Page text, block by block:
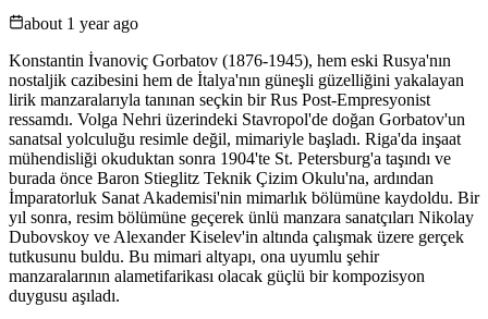
about 1 year ago
Konstantin İvanoviç Gorbatov (1876-1945), hem eski Rusya'nın
nostaljik cazibesini hem de İtalya'nın güneşli güzelliğini yakalayan
lirik manzaralarıyla tanınan seçkin bir Rus Post-Empresyonist
ressamdı. Volga Nehri üzerindeki Stavropol'de doğan Gorbatov'un
sanatsal yolculuğu resimle değil, mimariyle başladı. Riga'da inşaat
mühendisliği okuduktan sonra 1904'te St. Petersburg'a taşındı ve
burada önce Baron Stieglitz Teknik Çizim Okulu'na, ardından
İmparatorluk Sanat Akademisi'nin mimarlık bölümüne kaydoldu. Bir
yıl sonra, resim bölümüne geçerek ünlü manzara sanatçıları Nikolay
Dubovskoy ve Alexander Kiselev'in altında çalışmak üzere gerçek
tutkusunu buldu. Bu mimari altyapı, ona uyumlu şehir
manzaralarının alametifarikası olacak güçlü bir kompozisyon
duygusu aşıladı.